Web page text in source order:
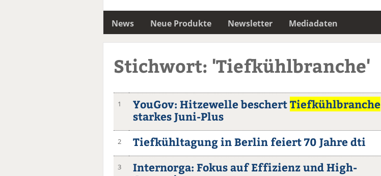
News Neue Produkte Newsletter
Mediadaten
Stichwort: 'Tiefkühlbranche'
1 YouGov: Hitzewelle beschertTiefkühlbranche
starkes Juni-Plus
2 Tiefkühltagung in Berlin feiert 70 Jahre dti
3
Internorga: Fokus auf Effizienz und High-